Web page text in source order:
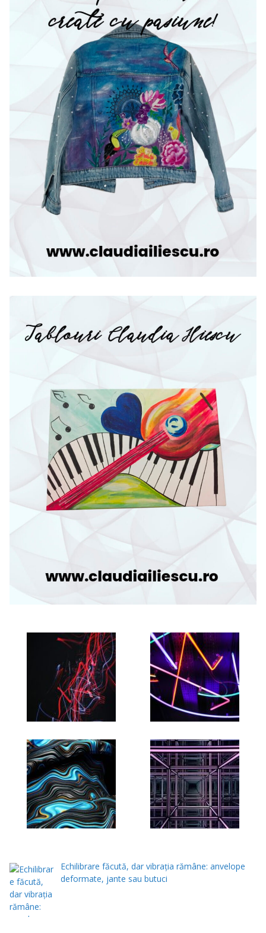
Echilibrare făcută, dar vibrația rămâne: anvelope
deformate, jante sau butuci